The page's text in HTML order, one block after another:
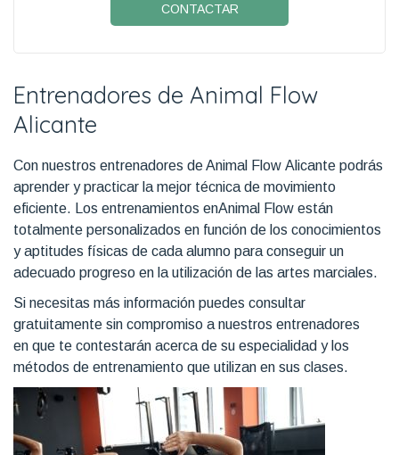
CONTACTAR
Entrenadores de Animal Flow
Alicante
Con nuestros entrenadores de Animal Flow Alicante podrás
aprender y practicar la mejor técnica de movimiento
eficiente. Los entrenamientos enAnimal Flow están
totalmente personalizados en función de los conocimientos
y aptitudes físicas de cada alumno para conseguir un
adecuado progreso en la utilización de las artes marciales.
Si necesitas más información puedes consultar
gratuitamente sin compromiso a nuestros entrenadores
en que te contestarán acerca de su especialidad y los
métodos de entrenamiento que utilizan en sus clases.